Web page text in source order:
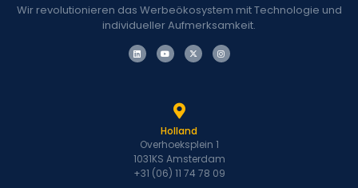
Wir revolutionieren das Werbeökosystem mit Technologie und
individueller Aufmerksamkeit.
Holland
Overhoeksplein 1
1031KS Amsterdam
+31 (06) 11 74 78 09